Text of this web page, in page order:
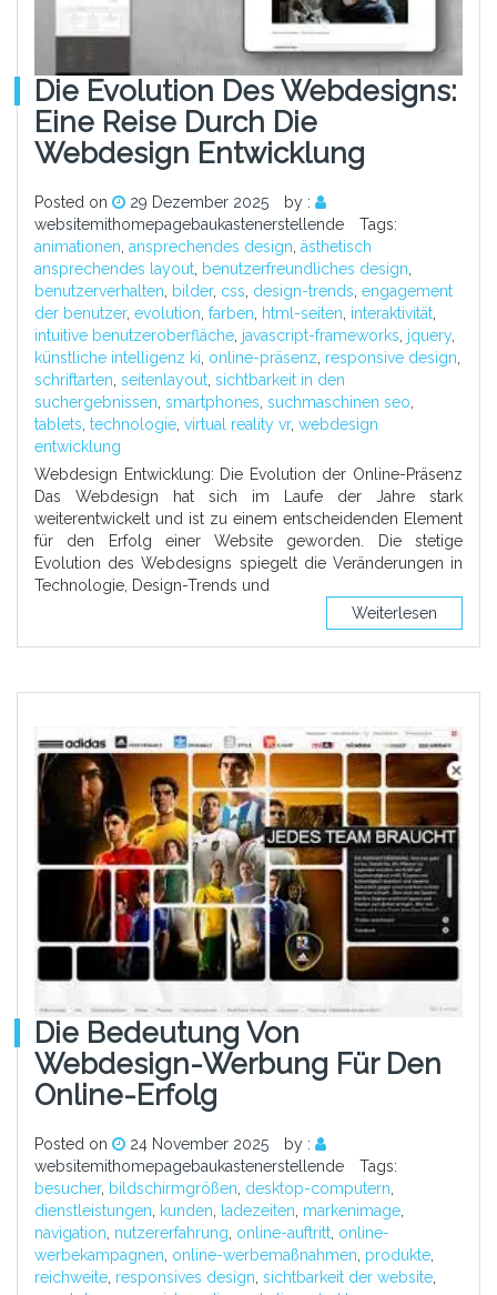
Die Evolution Des Webdesigns:
Eine Reise Durch Die
Webdesign Entwicklung
Posted on 29 Dezember 2025
by :
websitemithomepagebaukastenerstellende
Tags:
animationen ansprechendes design ästhetisch
ansprechendes layout benutzerfreundliches design
benutzerverhalten
bilder, css design-trends engagement
der benutzer, evolution farben html-seiten interaktivität
intuitive benutzeroberfläche javascript-frameworks jquery,
künstliche intelligenz ki online-präsenz responsive design
schriftarten seitenlayout sichtbarkeit in den
suchergebnissen smartphones suchmaschinen seo
tablets technologie virtual reality vr, webdesign
entwicklung
Webdesign Entwicklung: Die Evolution der Online-Präsenz
Das Webdesign hat sich im Laufe der Jahre stark
weiterentwickelt und ist zu einem entscheidenden Element
für den Erfolg einer Website geworden. Die stetige
Evolution des Webdesigns spiegelt die Veränderungen in
Technologie, Design-Trends und
Weiterlesen
Die Bedeutung Von
Webdesign-Werbung Für Den
Online-Erfolg
Posted on 24 November 2025
by :
websitemithomepagebaukastenerstellende
Tags:
besucher, bildschirmgrößen desktop-computern
dienstleistungen kunden ladezeiten markenimage
navigation nutzererfahrung online-auftritt online-
werbekampagnen online-werbemaßnahmen produkte
reichweite responsives design sichtbarkeit der website